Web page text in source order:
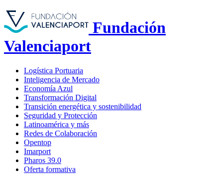
Fundación
Valenciaport
Logística Portuaria
Inteligencia de Mercado
Economía Azul
Transformación Digital
Transición energética y sostenibilidad
Seguridad y Protección
Latinoamérica y más
Redes de Colaboración
Opentop
Imarport
Pharos 39.0
Oferta formativa